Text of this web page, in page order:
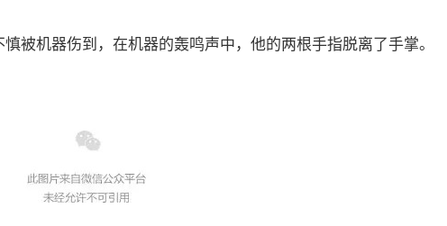
被机器伤到，在机器的轰鸣声中，他的两根手指脱离了手掌。